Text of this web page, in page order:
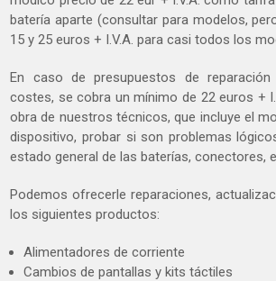
batería aparte (consultar para modelos,
15 y 25 euros + I.V.A. para casi todos los
En caso de presupuestos de
costes, se cobra un mínimo de 22 euros +
obra de nuestros técnicos, que incluye el
dispositivo, probar si son problemas
estado general de las baterías, conectores,
Podemos ofrecerle reparaciones,
los siguientes productos:
Alimentadores de corriente
Cambios de pantallas y kits táctiles